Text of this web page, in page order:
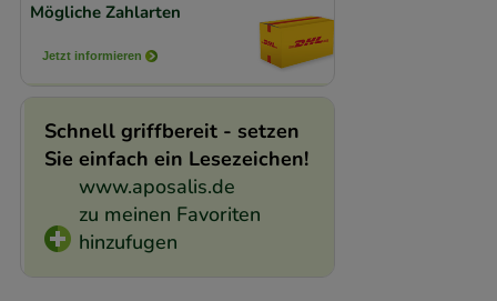
Mögliche Zahlarten
Jetzt informieren
Schnell griffbereit - setzen
Sie einfach ein Lesezeichen!
www.aposalis.de
zu meinen Favoriten
hinzufugen